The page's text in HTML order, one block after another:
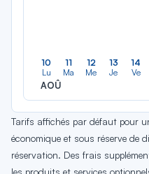
10
Lu
AOÛ
11
Ma
12
Me
13
Je
14
Ve
Tarifs affichés par défaut pour
économique et sous réserve de
réservation. Des frais
les produits et services